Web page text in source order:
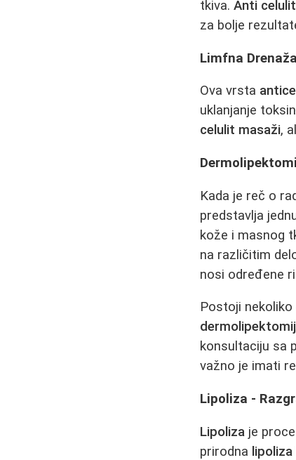
tkiva.Anti
za bolje
Limfna Drenaža
Ova vrsta
uklanjanje
celulit masaži,
Kada je reč o
predstavlja
kože i masnog
na različitim
nosi određene
Postoji
konsultaciju sa
važno je imati
Lipoliza -
Lipoliza je
prirodna lipoliza